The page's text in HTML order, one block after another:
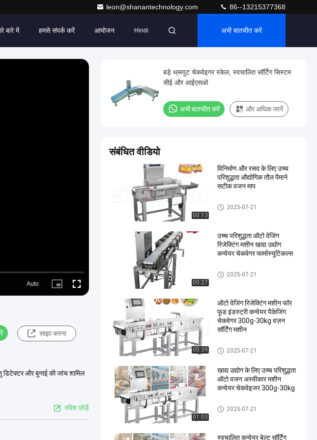
leon@shanantechnology.com 86--13215377368
बारे में हमसे संपर्क करें आयोजन Hindi अभी बातचीत करें
Auto
Picture- Fullscreen
साझा करना
और बुनाई की जांच शामिल
संदेश छोड़ें
बड़े थ्रूपुट चेकवेइगर स्केल, स्वचालित सॉर्टिंग सिस्टम
सीई और आईएसओ
अभी बातचीत करें और अधिक जानें
संबंधित वीडियो
00:13
विनिर्माण और रसद के लिए उच्च
परिशुद्धता औद्योगिक तौल पैमाने
सटीक वजन माप
कन्वेयर वजन परीक्षक
2025-07-21
00:27
उच्च परिशुद्धता ऑटो वेजिंग
रिजेक्टिंग मशीन खाद्य उद्योग
कन्वेयर चेकवेगर फार्मास्यूटिकल्स
कन्वेयर वजन परीक्षक
2025-07-21
00:39
ऑटो वेजिंग रिजेक्टिंग मशीन फॉर
फूड इंडस्ट्री कन्वेयर पैकेजिंग
चेकवेगर 300g-30kg वज़न
सॉर्टिंग मशीन
कन्वेयर वजन परीक्षक
2025-07-21
01:03
खाद्य उद्योग के लिए उच्च परिशुद्धता
ऑटो वजन अस्वीकार मशीन
कन्वेयर चेकवेइजर 300g-30kg
कन्वेयर वजन परीक्षक
2025-07-21
स्वचालित कन्वेयर बेल्ट सॉर्टिंग